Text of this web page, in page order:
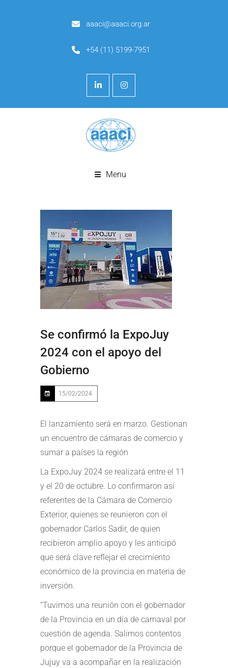
aaaci@aaaci.org.ar
+54 (11) 5199-7951
Menu
Se confirmó la ExpoJuy
2024 con el apoyo del
Gobierno
15/02/2024
El lanzamiento será en marzo. Gestionan
un encuentro de cámaras de comercio y
sumar a países la región
La ExpoJuy 2024 se realizará entre el 11
y el 20 de octubre. Lo confirmaron así
referentes de la Cámara de Comercio
Exterior, quienes se reunieron con el
gobernador Carlos Sadir, de quien
recibieron amplio apoyo y les anticipó
que será clave reflejar el crecimiento
económico de la provincia en materia de
inversión.
“Tuvimos una reunión con el gobernador
de la Provincia en un día de carnaval por
cuestión de agenda. Salimos contentos
porque el gobernador de la Provincia de
Jujuy va a acompañar en la realización